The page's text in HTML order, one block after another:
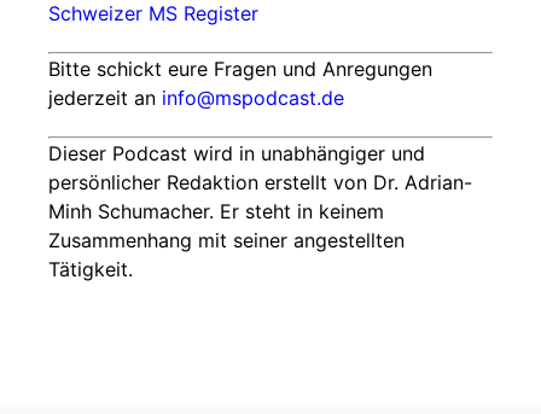
Schweizer MS Register
Bitte schickt eure Fragen und Anregungen
jederzeit an info@mspodcast.de
Dieser Podcast wird in unabhängiger und
persönlicher Redaktion erstellt von Dr. Adrian-
Minh Schumacher. Er steht in keinem
Zusammenhang mit seiner angestellten
Tätigkeit.